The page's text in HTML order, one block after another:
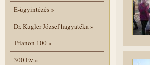
E-ügyintézés»
Dr. Kugler József hagyatéka»
Trianon 100»
300 Év »